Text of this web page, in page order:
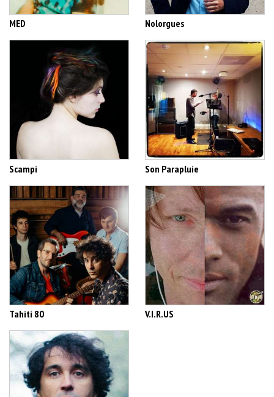
MED Nolorgues
Scampi Son Parapluie
Tahiti 80 V.I.R.US